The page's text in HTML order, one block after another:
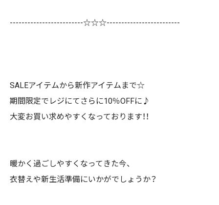
-------------------------☆☆☆-------------------------
SALEアイテムから新作アイテムまで☆
期間限定でレジにてさらに10％OFFに♪
大変お買い求めやすくなっております！！
暖かく過ごしやすくなってきた今、
衣替えや新生活準備にいかがでしょうか？